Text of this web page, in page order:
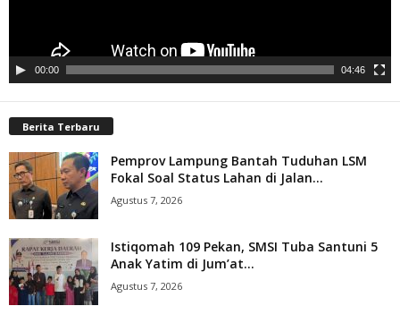
00:00 04:46
Berita Terbaru
Pemprov Lampung Bantah Tuduhan LSM
Fokal Soal Status Lahan di Jalan...
Agustus 7, 2026
Istiqomah 109 Pekan, SMSI Tuba Santuni 5
Anak Yatim di Jum’at...
Agustus 7, 2026